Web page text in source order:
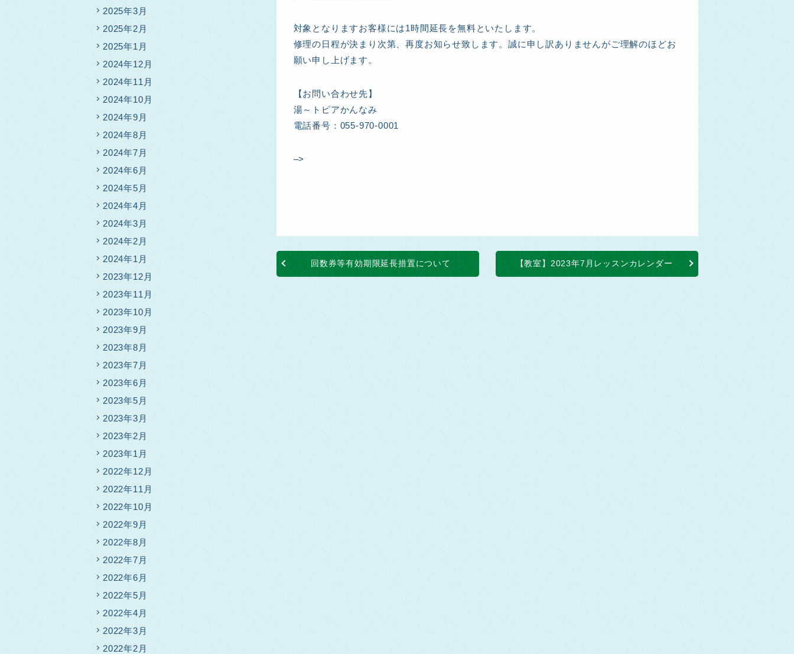
対象となりますお客様には1時間延長を無料といたします。
修理の日程が決まり次第、再度お知らせ致します。誠に申し訳ありませんがご理解のほどお
願い申し上げます。
【お問い合わせ先】
湯～トピアかんなみ
電話番号：055-970-0001
–>
回数券等有効期限延長措置について 【教室】2023年7月レッスンカレンダー
2025年3月
2025年2月
2025年1月
2024年12月
2024年11月
2024年10月
2024年9月
2024年8月
2024年7月
2024年6月
2024年5月
2024年4月
2024年3月
2024年2月
2024年1月
2023年12月
2023年11月
2023年10月
2023年9月
2023年8月
2023年7月
2023年6月
2023年5月
2023年3月
2023年2月
2023年1月
2022年12月
2022年11月
2022年10月
2022年9月
2022年8月
2022年7月
2022年6月
2022年5月
2022年4月
2022年3月
2022年2月